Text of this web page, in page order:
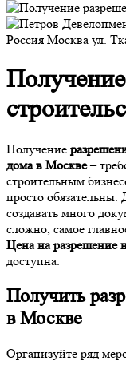
Россия Москва ул.
Получение
дома в Москве–
строительным
просто обязательны.
создавать много
сложно, самое
Цена на разрешение
доступна.
Получить
в Москве
Организуйте ряд